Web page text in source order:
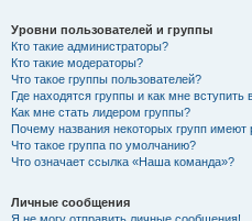
Уровни пользователей и группы
Кто такие администраторы?
Кто такие модераторы?
Что такое группы пользователей?
Где находятся группы и как мне вступить
Как мне стать лидером группы?
Почему названия некоторых групп имеют
Что такое группа по умолчанию?
Что означает ссылка «Наша команда»?
Личные сообщения